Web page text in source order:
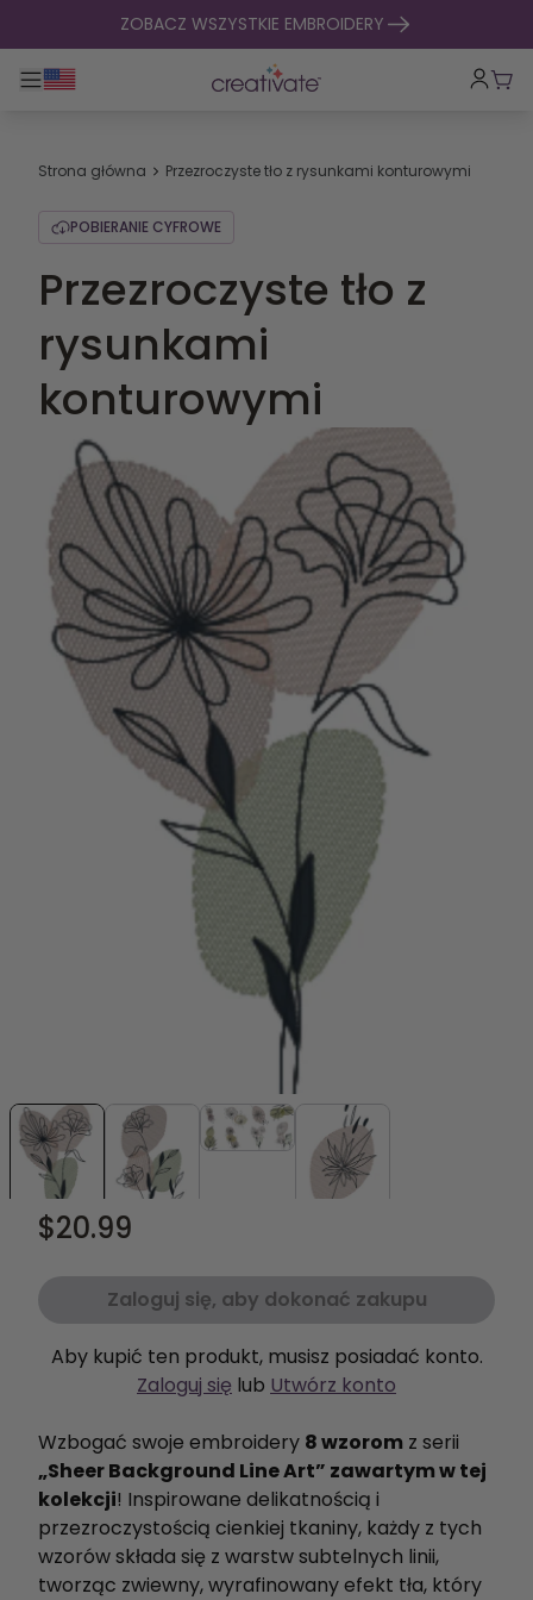
Przejdź do treściZOBACZ WSZYSTKIE EMBROIDERY
Przełącz główną nawigację
Strona główna Przezroczyste tło z rysunkami konturowymi
POBIERANIE CYFROWE
Przezroczyste tło z
rysunkami
konturowymi
$20.99
Zaloguj się, aby dokonać zakupu
Aby kupić ten produkt, musisz posiadać konto.
Zaloguj się lub Utwórz konto
Wzbogać swoje embroidery 8 wzorom z serii
„Sheer Background Line Art” zawartym w tej
kolekcji! Inspirowane delikatnością i
przezroczystością cienkiej tkaniny, każdy z tych
wzorów składa się z warstw subtelnych linii,
tworząc zwiewny, wyrafinowany efekt tła, który